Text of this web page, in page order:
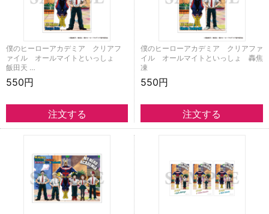
僕のヒーローアカデミア クリアフ
ァイル オールマイトといっしょ
飯田天 …
550円
僕のヒーローアカデミア クリアファ
イル オールマイトといっしょ 轟焦
凍
550円